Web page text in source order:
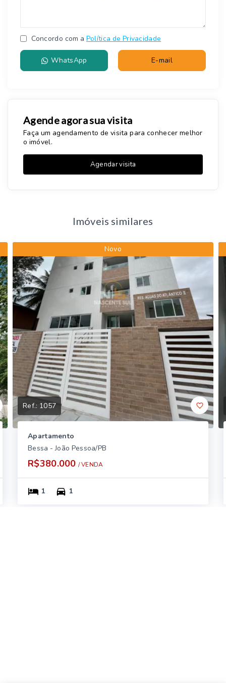
Concordo com a Política de Privacidade
WhatsApp E-mail
Agende agora sua visita
Faça um agendamento de visita para conhecer melhor
o imóvel.
Agendar visita
Imóveis similares
Novo
Ref.: 1057
Apartamento
Bessa - João Pessoa/PB
R$380.000 / VENDA
1 1